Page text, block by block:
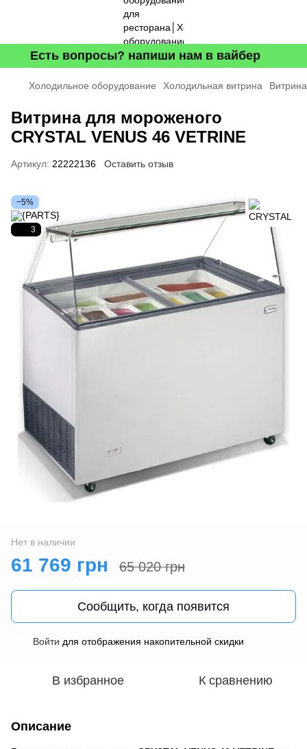
Есть вопросы? напиши нам в вайбер
Холодильное оборудование Холодильная витрина
Витрина для мороженого
CRYSTAL VENUS 46 VETRINE
Артикул: 22222136 Оставить отзыв
−5%
3
Нет в наличии
61 769 грн 65 020 грн
Сообщить, когда появится
Войти для отображения накопительной скидки
В избранное К сравнению
Описание